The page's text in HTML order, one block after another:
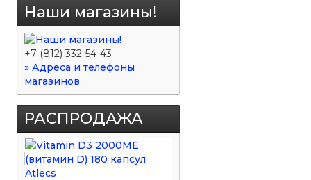
Наши магазины!
+7 (812) 332-54-43
» Адреса и телефоны
магазинов
РАСПРОДАЖА